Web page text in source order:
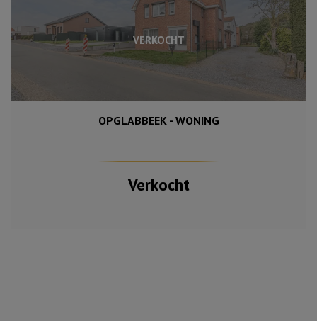
VERKOCHT
900 m² 200 m²
OPGLABBEEK - WONING
Verkocht